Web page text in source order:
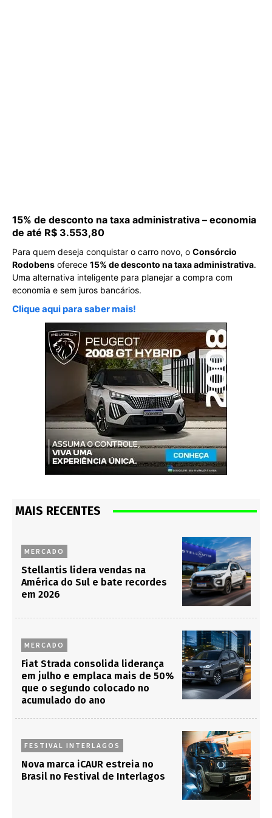
15% de desconto na taxa administrativa – economia
de até R$ 3.553,80
Para quem deseja conquistar o carro novo, o Consórcio
Rodobens oferece 15% de desconto na taxa administrativa.
Uma alternativa inteligente para planejar a compra com
economia e sem juros bancários.
Clique aqui para saber mais!
MAIS RECENTES
MERCADO
Stellantis lidera vendas na
América do Sul e bate recordes
em 2026
MERCADO
Fiat Strada consolida liderança
em julho e emplaca mais de 50%
que o segundo colocado no
acumulado do ano
FESTIVAL INTERLAGOS
Nova marca iCAUR estreia no
Brasil no Festival de Interlagos